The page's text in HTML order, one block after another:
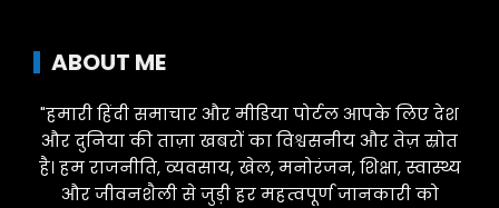
ABOUT ME
"हमारी हिंदी समाचार और मीडिया पोर्टल आपके लिए देश
और दुनिया की ताज़ा खबरों का विश्वसनीय और तेज़ स्रोत
है। हम राजनीति, व्यवसाय, खेल, मनोरंजन, शिक्षा, स्वास्थ्य
और जीवनशैली से जुड़ी हर महत्वपूर्ण जानकारी को